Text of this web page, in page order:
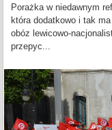
Porażka w niedawnym
która dodatkowo i tak
obóz lewicowo-
przepyc...